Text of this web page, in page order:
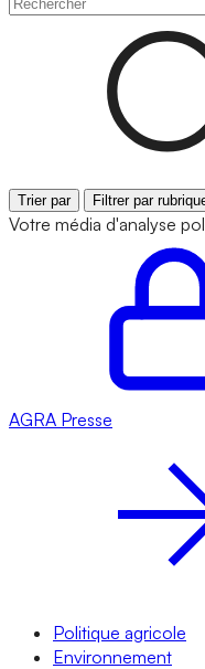
Trier par Filtrer par
Votre média d'analyse
AGRA Presse
Politique agricole
Environnement